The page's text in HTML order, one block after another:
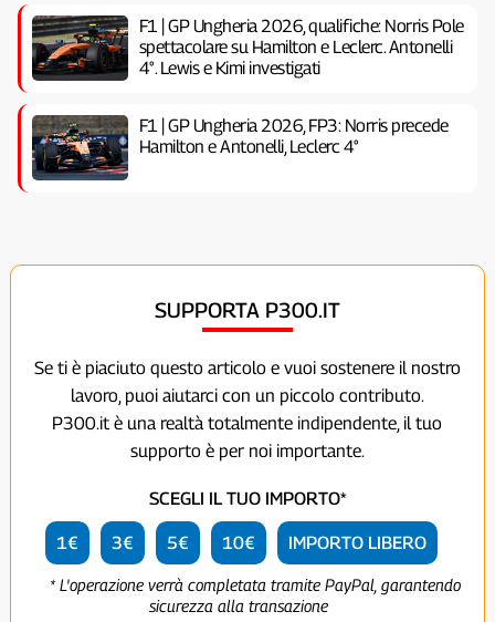
F1 | GP Ungheria 2026, qualifiche: Norris Pole
spettacolare su Hamilton e Leclerc. Antonelli
4°. Lewis e Kimi investigati
F1 | GP Ungheria 2026, FP3: Norris precede
Hamilton e Antonelli, Leclerc 4°
SUPPORTA P300.IT
Se ti è piaciuto questo articolo e vuoi sostenere il nostro
lavoro, puoi aiutarci con un piccolo contributo.
P300.it è una realtà totalmente indipendente, il tuo
supporto è per noi importante.
SCEGLI IL TUO IMPORTO*
1€ 3€ 5€ 10€ IMPORTO LIBERO
* L'operazione verrà completata tramite PayPal, garantendo
sicurezza alla transazione